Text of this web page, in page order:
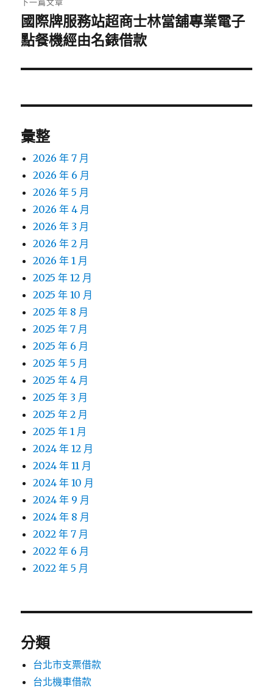
下
一
文
國際牌服務站超商士林當舖專業電子
點餐機經由名錶借款
彙整
2026 年 7 月
2026 年 6 月
2026 年 5 月
2026 年 4 月
2026 年 3 月
2026 年 2 月
2026 年 1 月
2025 年 12 月
2025 年 10 月
2025 年 8 月
2025 年 7 月
2025 年 6 月
2025 年 5 月
2025 年 4 月
2025 年 3 月
2025 年 2 月
2025 年 1 月
2024 年 12 月
2024 年 11 月
2024 年 10 月
2024 年 9 月
2024 年 8 月
2022 年 7 月
2022 年 6 月
2022 年 5 月
分類
台北市支票借款
台北機車借款